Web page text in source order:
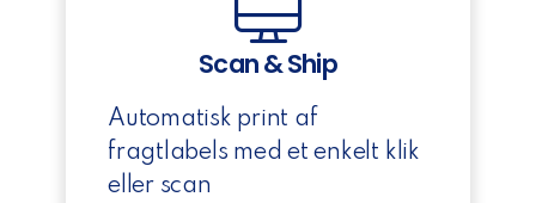
Scan & Ship
Automatisk print af
fragtlabels med et enkelt klik
eller scan